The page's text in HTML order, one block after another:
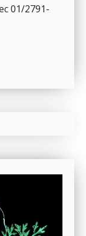
01/2791-